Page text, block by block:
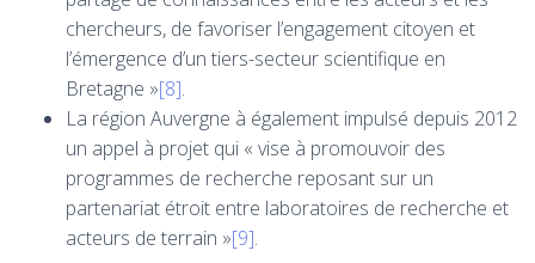
chercheurs, de favoriser l’engagement citoyen et
l’émergence d’un tiers-secteur scientifique en
Bretagne »[8].
La région Auvergne à également impulsé depuis 2012
un appel à projet qui « vise à promouvoir des
programmes de recherche reposant sur un
partenariat étroit entre laboratoires de recherche et
acteurs de terrain »[9].